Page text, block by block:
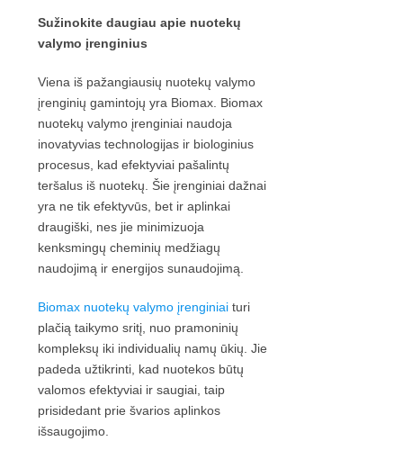
Sužinokite daugiau apie nuotekų
valymo įrenginius
Viena iš pažangiausių nuotekų valymo
įrenginių gamintojų yra Biomax. Biomax
nuotekų valymo įrenginiai naudoja
inovatyvias technologijas ir biologinius
procesus, kad efektyviai pašalintų
teršalus iš nuotekų. Šie įrenginiai dažnai
yra ne tik efektyvūs, bet ir aplinkai
draugiški, nes jie minimizuoja
kenksmingų cheminių medžiagų
naudojimą ir energijos sunaudojimą.
Biomax nuotekų valymo įrenginiai turi
plačią taikymo sritį, nuo pramoninių
kompleksų iki individualių namų ūkių. Jie
padeda užtikrinti, kad nuotekos būtų
valomos efektyviai ir saugiai, taip
prisidedant prie švarios aplinkos
išsaugojimo.